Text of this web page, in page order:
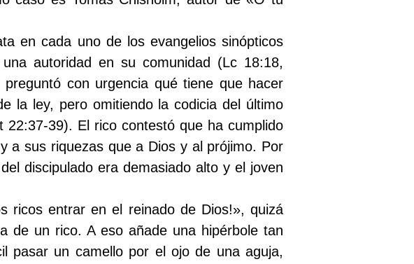
en cada uno de los evangelios sinópticos
autoridad en su comunidad (Lc 18:18,
con urgencia qué tiene que hacer
la ley, pero omitiendo la codicia del último
39). El rico contestó que ha cumplido
a sus riquezas que a Dios y al prójimo. Por
discipulado era demasiado alto y el joven
ricos entrar en el reinado de Dios!», quizá
de un rico. A eso añade una hipérbole tan
pasar un camello por el ojo de una aguja,